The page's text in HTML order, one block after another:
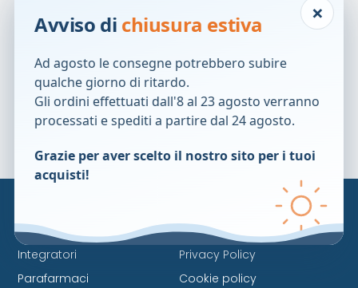
Prezzo precedente:14,00 € Prezzo precedente: 24,20 €
Cosmetici
Integratori
Parafarmaci
Contattaci
Privacy Policy
Cookie policy
×
Avviso di chiusura estiva
Ad agosto le consegne potrebbero subire
qualche giorno di ritardo.
Gli ordini effettuati dall'8 al 23 agosto verranno
processati e spediti a partire dal 24 agosto.
Grazie per aver scelto il nostro sito per i tuoi
acquisti!